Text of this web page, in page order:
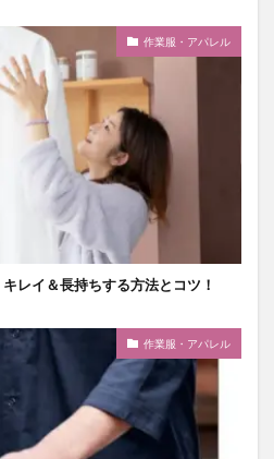
作業服・アパレル
レイ＆長持ちする方法とコツ！
作業服・アパレル